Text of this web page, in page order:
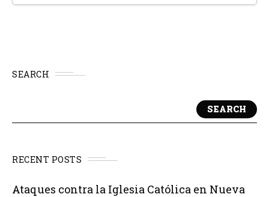
SEARCH
SEARCH
RECENT POSTS
Ataques contra la Iglesia Católica en Nueva